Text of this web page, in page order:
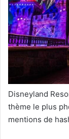
Disneyland
thème le plus
mentions de